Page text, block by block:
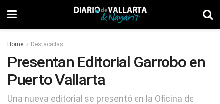
Home Destacadas
Presentan Editorial Garrobo en
Puerto Vallarta
Una nueva editorial se presentó en la Oficina de